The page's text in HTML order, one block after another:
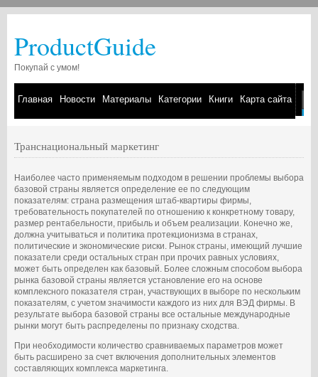
ProductGuide
Покупай с умом!
Главная Новости Материалы Категории Книги Карта сайта
Транснациональный маркетинг
Наиболее часто применяемым подходом в решении проблемы выбора
базовой страны является определение ее по следующим
показателям: страна размещения штаб-квартиры фирмы,
требовательность покупателей по отношению к конкретному товару,
размер рентабельности, прибыль и объем реализации. Конечно же,
должна учитываться и политика протекционизма в странах,
политические и экономические риски. Рынок страны, имеющий лучшие
показатели среди остальных стран при прочих равных условиях,
может быть определен как базовый. Более сложным способом выбора
рынка базовой страны является установление его на основе
комплексного показателя стран, участвующих в выборе по нескольким
показателям, с учетом значимости каждого из них для ВЭД фирмы. В
результате выбора базовой страны все остальные международные
рынки могут быть распределены по признаку сходства.
При необходимости количество сравниваемых параметров может
быть расширено за счет включения дополнительных элементов
составляющих комплекса маркетинга.